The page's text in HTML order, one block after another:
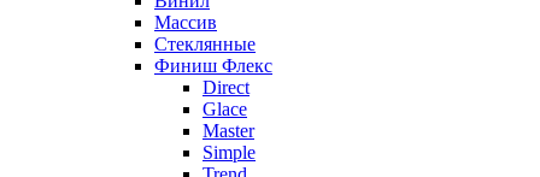
Массив
Стеклянные
Финиш Флекс
Direct
Glace
Master
Simple